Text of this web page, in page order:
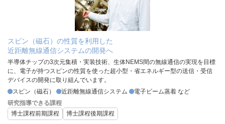
スピン（磁石）の性質を利用した
近距離無線通信システムの開発へ
半導体チップの3次元集積・実装技術、生体NEMS間の無線通信の実現を目標
に、電子が持つスピンの性質を使った超小型・省エネルギー型の送信・受信
デバイスの開発に取り組んでいます。
スピン（磁石）
近距離無線通信システム
電子ビーム蒸着 など
研究指導できる課程
博士課程前期課程
博士課程後期課程